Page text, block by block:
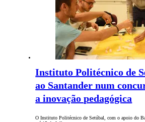
Instituto Politécnico de
ao Santander num
a inovação pedagógica
O Instituto Politécnico de Setúbal, com o apoio do